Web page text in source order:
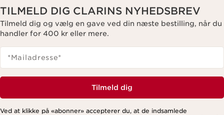
TILMELD DIG CLARINS NYHEDSBREV
Tilmeld dig og vælg en gave ved din næste bestilling, når du
handler for 400 kr eller mere.
*Mailadresse*
Tilmeld dig
Ved at klikke på «abonner» accepterer du, at de indsamlede